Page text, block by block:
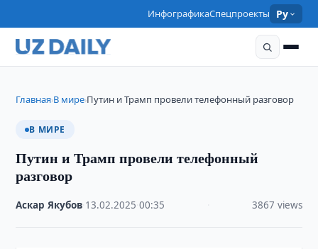
ИнфографикаСпецпроекты Ру
Главная›В мире›Путин и Трамп провели телефонный разговор
В МИРЕ
Путин и Трамп провели телефонный
разговор
Аскар Якубов 13.02.2025 ·00:35 3867 views